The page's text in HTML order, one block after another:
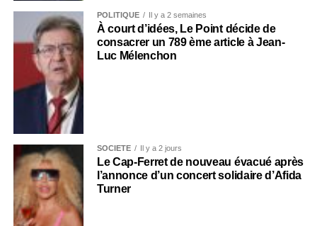
POLITIQUE Il y a 2 semaines
À court d’idées, Le Point décide de
consacrer un 789 ème article à Jean-
Luc Mélenchon
SOCIÉTÉ Il y a 2 jours
Le Cap-Ferret de nouveau évacué après
l’annonce d’un concert solidaire d’Afida
Turner